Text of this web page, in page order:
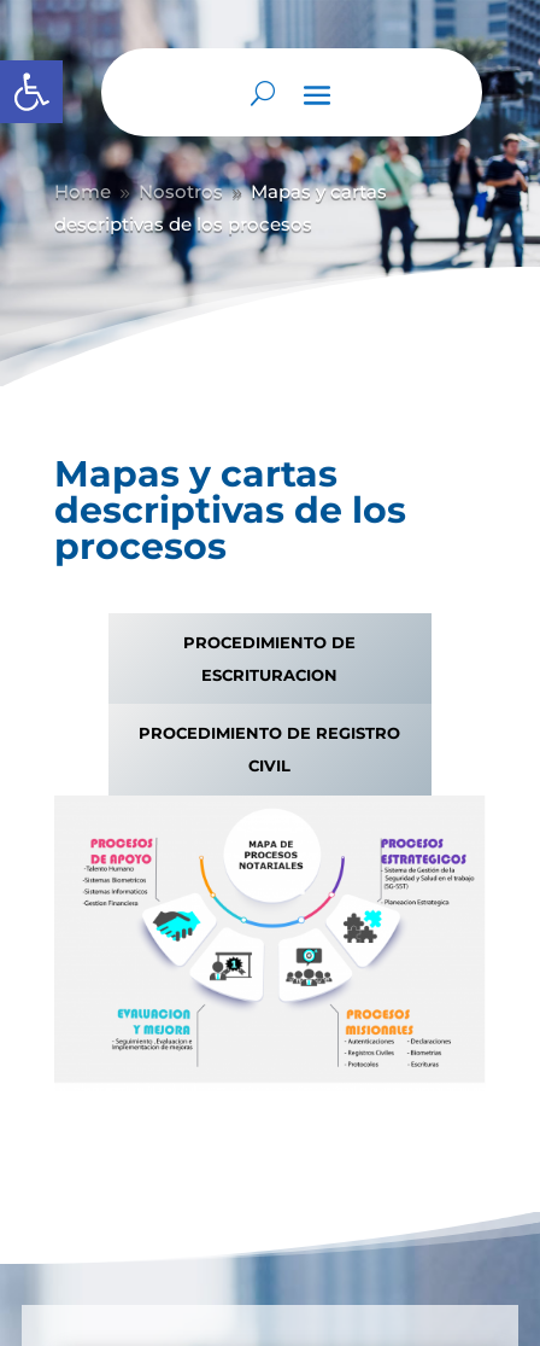
Abrir barra de herramientas
Home 9 Nosotros 9 Mapas y cartas
descriptivas de los procesos
Mapas y cartas
descriptivas de los
procesos
PROCEDIMIENTO DE
ESCRITURACION
PROCEDIMIENTO DE REGISTRO
CIVIL